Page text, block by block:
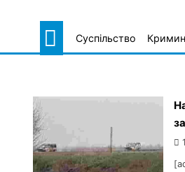
Суспільство